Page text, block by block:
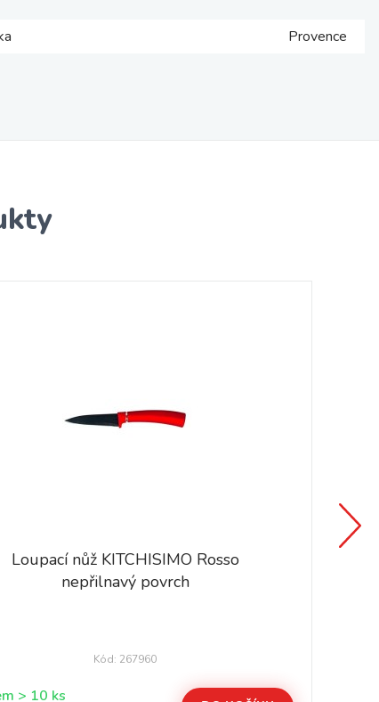
Provence
Loupací nůž KITCHISIMO Rosso
nepřilnavý povrch
Kód: 267960
Skladem > 10 ks